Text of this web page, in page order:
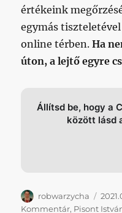
értékeink
egymás
online térben.Ha
úton, a lejtő egyre
Állítsd be, hogy a
között lásd
Szerző
robwarzycha
Kommentár, Pisont